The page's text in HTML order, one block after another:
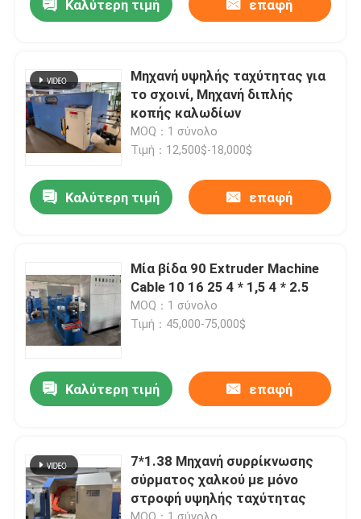
Καλύτερη τιμή επαφή
Μηχανή υψηλής ταχύτητας για
το σχοινί, Μηχανή διπλής
κοπής καλωδίων
MOQ：1 σύνολο
Τιμή：12,500$-18,000$
Καλύτερη τιμή επαφή
Μία βίδα 90 Extruder Machine
Cable 10 16 25 4 * 1,5 4 * 2.5
MOQ：1 σύνολο
Τιμή：45,000-75,000$
Καλύτερη τιμή επαφή
7*1.38 Μηχανή συρρίκνωσης
σύρματος χαλκού με μόνο
στροφή υψηλής ταχύτητας
MOQ：1 σύνολο